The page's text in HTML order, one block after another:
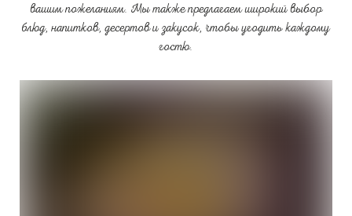
вашим пожеланиям. Мы также предлагаем широкий выбор
блюд, напитков, десертов и закусок, чтобы угодить каждому
гостю.